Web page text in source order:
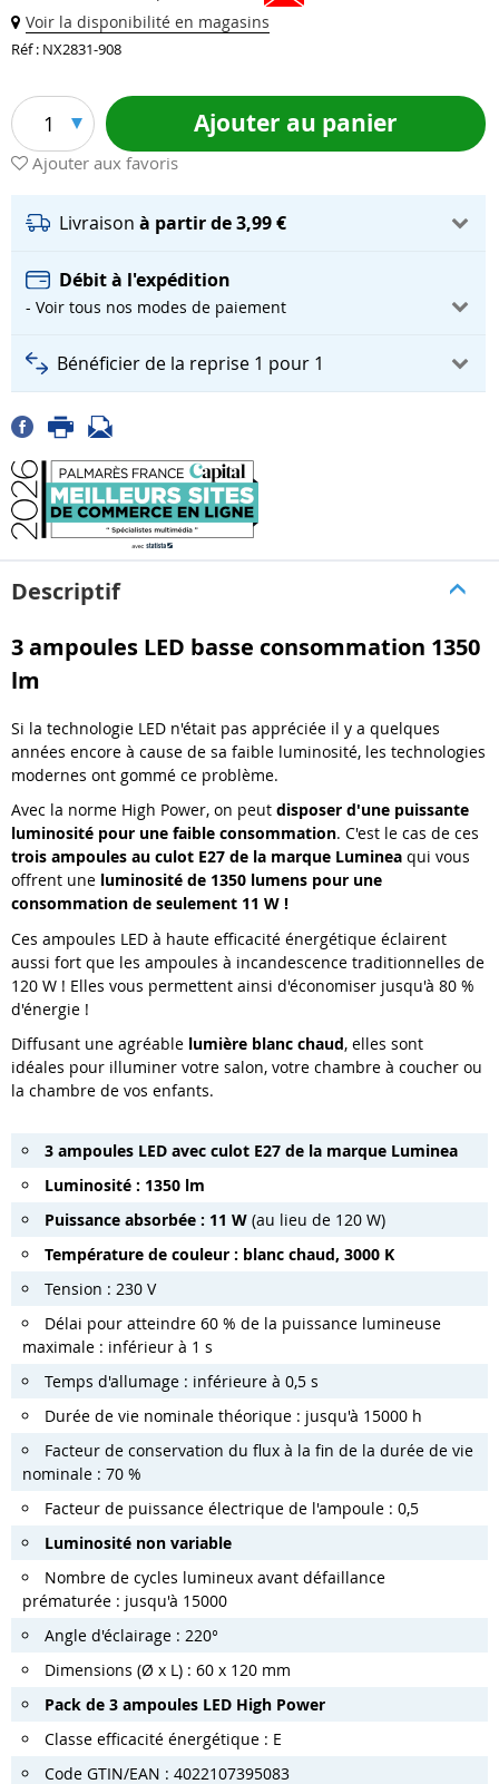
Voir la disponibilité en magasins
Réf : NX2831-908
1 Ajouter au panier
Ajouter aux favoris
Livraison à partir de 3,99 €
Débit à l'expédition
- Voir tous nos modes de paiement
Bénéficier de la reprise 1 pour 1
Descriptif
3 ampoules LED basse consommation 1350
lm
Si la technologie LED n'était pas appréciée il y a quelques
années encore à cause de sa faible luminosité, les technologies
modernes ont gommé ce problème.
Avec la norme High Power, on peut disposer d'une puissante
luminosité pour une faible consommation. C'est le cas de ces
trois ampoules au culot E27 de la marque Luminea qui vous
offrent une luminosité de 1350 lumens pour une
consommation de seulement 11 W !
Ces ampoules LED à haute efficacité énergétique éclairent
aussi fort que les ampoules à incandescence traditionnelles de
120 W ! Elles vous permettent ainsi d'économiser jusqu'à 80 %
d'énergie !
Diffusant une agréable lumière blanc chaud, elles sont
idéales pour illuminer votre salon, votre chambre à coucher ou
la chambre de vos enfants.
3 ampoules LED avec culot E27 de la marque Luminea
Luminosité : 1350 lm
Puissance absorbée : 11 W (au lieu de 120 W)
Température de couleur : blanc chaud, 3000 K
Tension : 230 V
Délai pour atteindre 60 % de la puissance lumineuse
maximale : inférieur à 1 s
Temps d'allumage : inférieure à 0,5 s
Durée de vie nominale théorique : jusqu'à 15000 h
Facteur de conservation du flux à la fin de la durée de vie
nominale : 70 %
Facteur de puissance électrique de l'ampoule : 0,5
Luminosité non variable
Nombre de cycles lumineux avant défaillance
prématurée : jusqu'à 15000
Angle d'éclairage : 220°
Dimensions (Ø x L) : 60 x 120 mm
Pack de 3 ampoules LED High Power
Classe efficacité énergétique : E
Code GTIN/EAN : 4022107395083